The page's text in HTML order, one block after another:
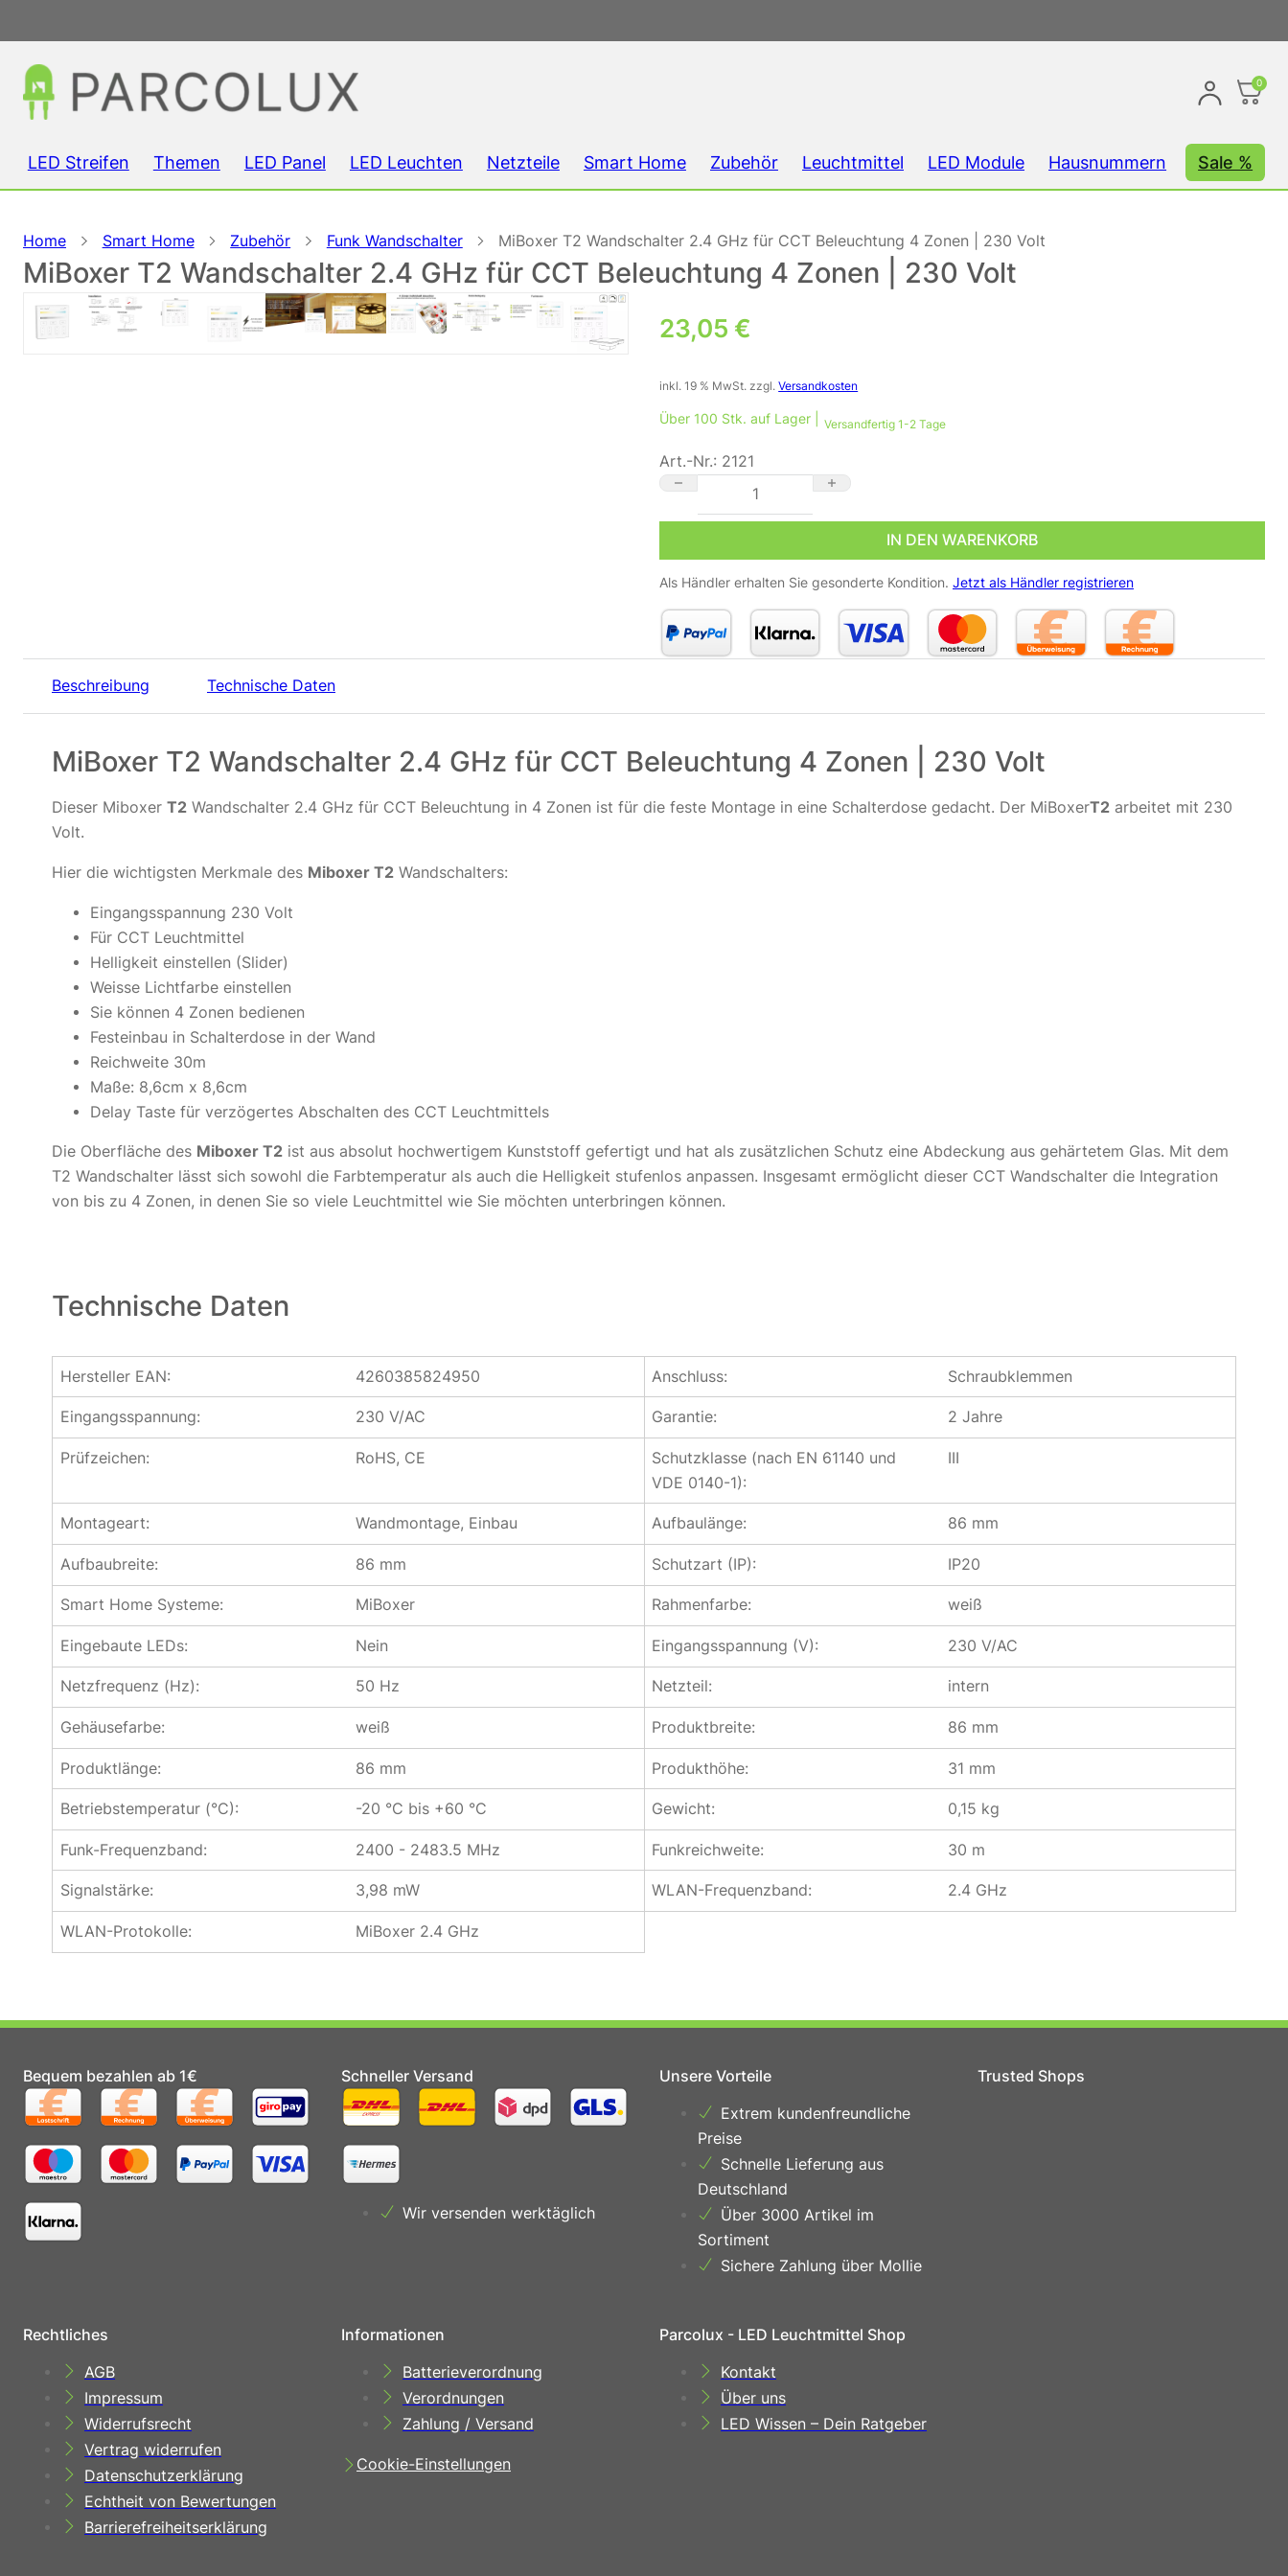
0
LED Streifen Themen LED Panel LED Leuchten Netzteile Smart Home Zubehör Leuchtmittel LED Module Hausnummern Sale %
Home Smart Home Zubehör Funk Wandschalter MiBoxer T2 Wandschalter 2.4 GHz für CCT Beleuchtung 4 Zonen | 230 Volt
MiBoxer T2 Wandschalter 2.4 GHz für CCT Beleuchtung 4 Zonen | 230 Volt
23,05 €
inkl. 19 % MwSt. zzgl.Versandkosten
Über 100 Stk. auf Lager | Versandfertig 1-2 Tage
Art.-Nr.: 2121
MiBoxer T2 Wandschalter 2.4 GHz für CCT Beleuchtung 4 Zonen | 230 Volt Menge
IN DEN WARENKORB
Als Händler erhalten Sie gesonderte Kondition. Jetzt als Händler registrieren
Beschreibung Technische Daten
MiBoxer T2 Wandschalter 2.4 GHz für CCT Beleuchtung 4 Zonen | 230 Volt
Dieser Miboxer T2 Wandschalter 2.4 GHz für CCT Beleuchtung in 4 Zonen ist für die feste Montage in eine Schalterdose gedacht. Der MiBoxerT2 arbeitet mit 230
Volt.
Hier die wichtigsten Merkmale des Miboxer T2 Wandschalters:
Eingangsspannung 230 Volt
Für CCT Leuchtmittel
Helligkeit einstellen (Slider)
Weisse Lichtfarbe einstellen
Sie können 4 Zonen bedienen
Festeinbau in Schalterdose in der Wand
Reichweite 30m
Maße: 8,6cm x 8,6cm
Delay Taste für verzögertes Abschalten des CCT Leuchtmittels
Die Oberfläche des Miboxer T2 ist aus absolut hochwertigem Kunststoff gefertigt und hat als zusätzlichen Schutz eine Abdeckung aus gehärtetem Glas. Mit dem
T2 Wandschalter lässt sich sowohl die Farbtemperatur als auch die Helligkeit stufenlos anpassen. Insgesamt ermöglicht dieser CCT Wandschalter die Integration
von bis zu 4 Zonen, in denen Sie so viele Leuchtmittel wie Sie möchten unterbringen können.
Technische Daten
Hersteller EAN: 4260385824950 Anschluss: Schraubklemmen
Eingangsspannung: 230 V/AC Garantie: 2 Jahre
Prüfzeichen: RoHS, CE
Schutzklasse (nach EN 61140 und
VDE 0140-1):
III
Montageart: Wandmontage, Einbau Aufbaulänge: 86 mm
Aufbaubreite: 86 mm Schutzart (IP): IP20
Smart Home Systeme: MiBoxer Rahmenfarbe: weiß
Eingebaute LEDs: Nein Eingangsspannung (V): 230 V/AC
Netzfrequenz (Hz): 50 Hz Netzteil: intern
Gehäusefarbe: weiß Produktbreite: 86 mm
Produktlänge: 86 mm Produkthöhe: 31 mm
Betriebstemperatur (°C): -20 °C bis +60 °C Gewicht: 0,15 kg
Funk-Frequenzband: 2400 - 2483.5 MHz Funkreichweite: 30 m
Signalstärke: 3,98 mW WLAN-Frequenzband: 2.4 GHz
WLAN-Protokolle: MiBoxer 2.4 GHz
Bequem bezahlen ab 1€ Schneller Versand
Wir versenden werktäglich
Unsere Vorteile
Extrem kundenfreundliche
Preise
Schnelle Lieferung aus
Deutschland
Über 3000 Artikel im
Sortiment
Sichere Zahlung über Mollie
Trusted Shops
Rechtliches
AGB
Impressum
Widerrufsrecht
Vertrag widerrufen
Datenschutzerklärung
Echtheit von Bewertungen
Barrierefreiheitserklärung
Informationen
Batterieverordnung
Verordnungen
Zahlung / Versand
Cookie-Einstellungen
Parcolux - LED Leuchtmittel Shop
Kontakt
Über uns
LED Wissen – Dein Ratgeber